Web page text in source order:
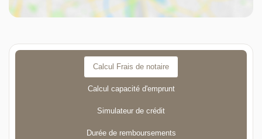
Calcul Frais de notaire
Calcul capacité d'emprunt
Simulateur de crédit
Durée de remboursements